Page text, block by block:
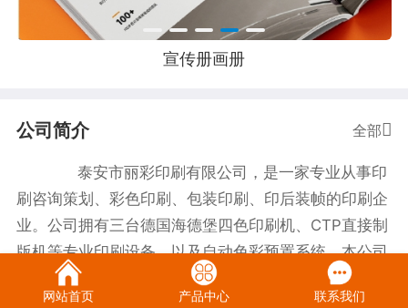
宣传册画册
公司简介 全部
泰安市丽彩印刷有限公司，是一家专业从事印
刷咨询策划、彩色印刷、包装印刷、印后装帧的印刷企
业。公司拥有三台德国海德堡四色印刷机、CTP直接制
版机等专业印刷设备，以及自动色彩预置系统。本公司
倡导绿色环保印刷，印艺入木，纤毫尽显。 二十
年风雨，二十年磨砺，丽彩印刷在激烈的市场竞争中始
网站首页 产品中心 联系我们